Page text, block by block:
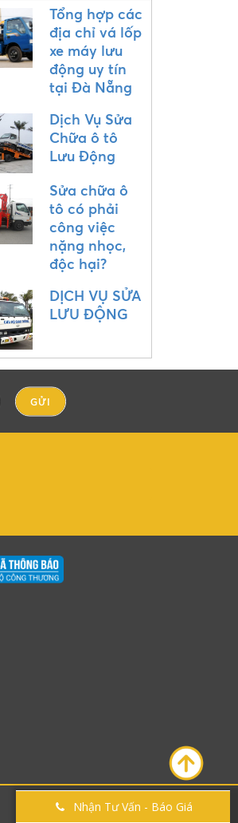
Tổng hợp các
địa chỉ vá lốp
xe máy lưu
động uy tín
tại Đà Nẵng
Dịch Vụ Sửa
Chữa ô tô
Lưu Động
Sửa chữa ô
tô có phải
công việc
nặng nhọc,
độc hại?
DỊCH VỤ SỬA
LƯU ĐỘNG
Nhận Tư Vấn - Báo Giá
GỬI